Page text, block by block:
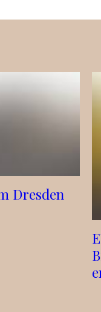
Dresden